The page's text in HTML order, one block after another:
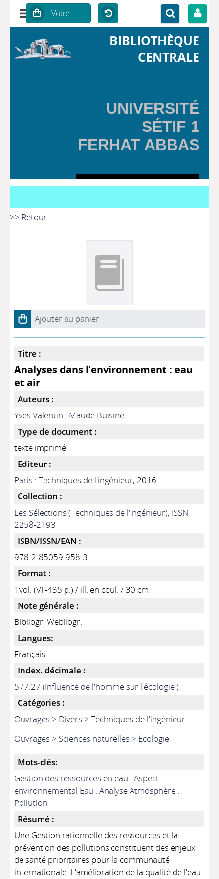
BIBLIOTHÈQUE
CENTRALE
UNIVERSITÉ
SÉTIF 1
FERHAT ABBAS
>> Retour
Ajouter au panier
Titre :
Analyses dans l'environnement : eau
et air
Auteurs :
Yves Valentin ; Maude Buisine
Type de document :
texte imprimé
Editeur :
Paris : Techniques de l'ingénieur, 2016
Collection :
Les Sélections (Techniques de l'ingénieur), ISSN
2258-2193
ISBN/ISSN/EAN :
978-2-85059-958-3
Format :
1vol. (VII-435 p.) / ill. en coul. / 30 cm
Note générale :
Bibliogr. Webliogr.
Langues:
Français
Index. décimale :
577.27 (Influence de l'homme sur l'écologie )
Catégories :
Ouvrages > Divers > Techniques de l'ingénieur
Ouvrages > Sciences naturelles > Écologie
Mots-clés:
Gestion des ressources en eau : Aspect
environnemental Eau : Analyse Atmosphère :
Pollution
Résumé :
Une Gestion rationnelle des ressources et la
prévention des pollutions constituent des enjeux
de santé prioritaires pour la communauté
internationale. L'amélioration de la qualité de l'eau